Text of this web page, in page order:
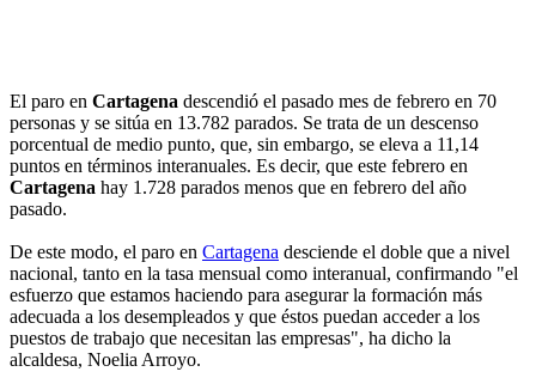
El paro en Cartagena descendió el pasado mes de febrero en 70
personas y se sitúa en 13.782 parados. Se trata de un descenso
porcentual de medio punto, que, sin embargo, se eleva a 11,14
puntos en términos interanuales. Es decir, que este febrero en
Cartagena hay 1.728 parados menos que en febrero del año
pasado.
De este modo, el paro en Cartagena desciende el doble que a nivel
nacional, tanto en la tasa mensual como interanual, confirmando "el
esfuerzo que estamos haciendo para asegurar la formación más
adecuada a los desempleados y que éstos puedan acceder a los
puestos de trabajo que necesitan las empresas", ha dicho la
alcaldesa, Noelia Arroyo.